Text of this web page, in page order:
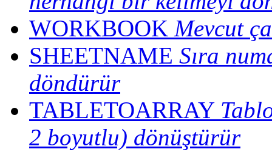
WORKBOOK Mevcut
SHEETNAME Sıra
döndürür
TABLETOARRAY
2 boyutlu) dönüştürür